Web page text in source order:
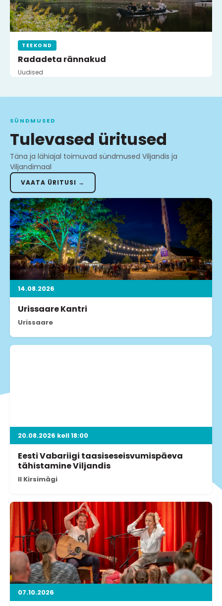
TEEKOND
Radadeta rännakud
Uudised
SÜNDMUSED
Tulevased üritused
Täna ja lähiajal toimuvad sündmused Viljandis ja
Viljandimaal
VAATA ÜRITUSI →
14.08.2026
Urissaare Kantri
Urissaare
20.08.2026 kell 18:00
Eesti Vabariigi taasiseseisvumispäeva
tähistamine Viljandis
II Kirsimägi
07.10.2026